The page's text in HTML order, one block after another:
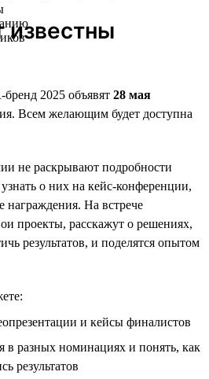
известны
2025 объявят 28 мая
Всем желающим будет доступна
не раскрывают подробности
о них на кейс-конференции,
награждения. На встрече
проекты, расскажут о решениях,
результатов, и поделятся опытом
и кейсы финалистов
в разных номинациях и понять, как
результатов